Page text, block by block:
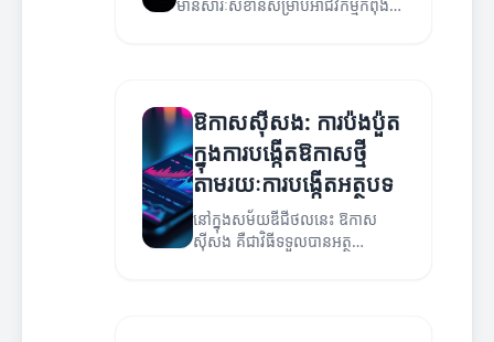
មានសារៈសំខាន់សម្រាប់អាជីវកម្មកំពុង
ឱកាសស៊ីសង: ការប៉ងប៉ួត
ក្នុងការបង្កើតឱកាសថ្មី
តាមរយៈការបង្កើតអត្ថបទ
នៅក្នុងសម័យឌីជីថលនេះ ឱកាស
ស៊ីសង គឺជាវិធីទទួលបានអត្ថ